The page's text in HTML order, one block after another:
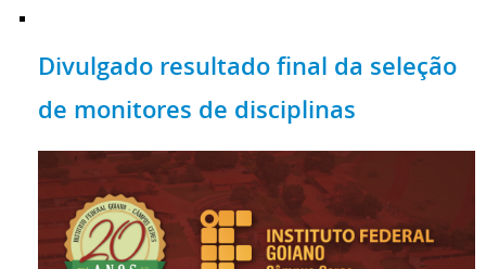
Divulgado resultado final da seleção
de monitores de disciplinas